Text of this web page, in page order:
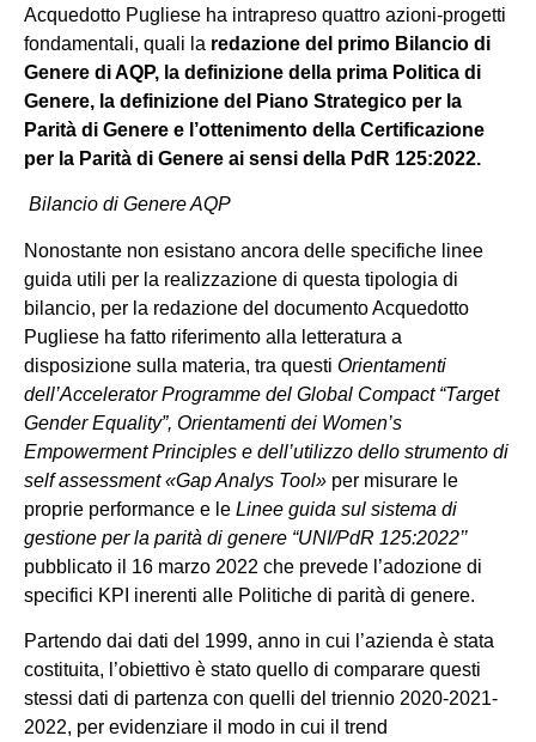
Acquedotto Pugliese ha intrapreso quattro azioni-progetti
fondamentali, quali la redazione del primo Bilancio di
Genere di AQP, la definizione della prima Politica di
Genere, la definizione del Piano Strategico per la
Parità di Genere e l’ottenimento della Certificazione
per la Parità di Genere ai sensi della PdR 125:2022.
Bilancio di Genere AQP
Nonostante non esistano ancora delle specifiche linee
guida utili per la realizzazione di questa tipologia di
bilancio, per la redazione del documento Acquedotto
Pugliese ha fatto riferimento alla letteratura a
disposizione sulla materia, tra questi Orientamenti
dell’Accelerator Programme del Global Compact “Target
Gender Equality”, Orientamenti dei Women’s
Empowerment Principles e dell’utilizzo dello strumento di
self assessment «Gap Analys Tool» per misurare le
proprie performance e le Linee guida sul sistema di
gestione per la parità di genere “UNI/PdR 125:2022’’
pubblicato il 16 marzo 2022 che prevede l’adozione di
specifici KPI inerenti alle Politiche di parità di genere.
Partendo dai dati del 1999, anno in cui l’azienda è stata
costituita, l’obiettivo è stato quello di comparare questi
stessi dati di partenza con quelli del triennio 2020-2021-
2022, per evidenziare il modo in cui il trend